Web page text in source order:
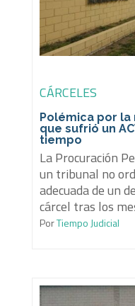
CÁRCELES
Polémica por
que sufrió un
tiempo
La Procuración
un tribunal no
adecuada de un
cárcel tras los
PorTiempo Judicial